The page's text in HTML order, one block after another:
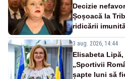
Decizie
Șoșoacă la
ridicării
3 aug. 2026, 14:44
Elisabeta
„Sportivii
șapte luni să